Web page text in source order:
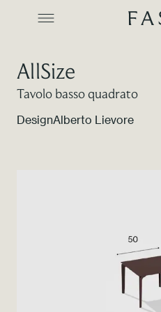
Color Revolution
AllSize
Tavolo basso quadrato
DesignAlberto Lievore